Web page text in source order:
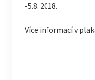
-5.8. 2018.
Více informací v